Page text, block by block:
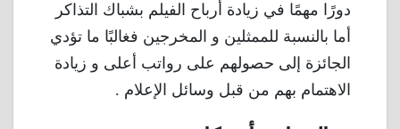
دورًا مهمًا في زيادة أرباح الفيلم بشباك التذاكر
أما بالنسبة للممثلين و المخرجين فغالبًا ما تؤدي
الجائزة إلى حصولهم على رواتب أعلى و زيادة
الاهتمام بهم من قبل وسائل الإعلام .